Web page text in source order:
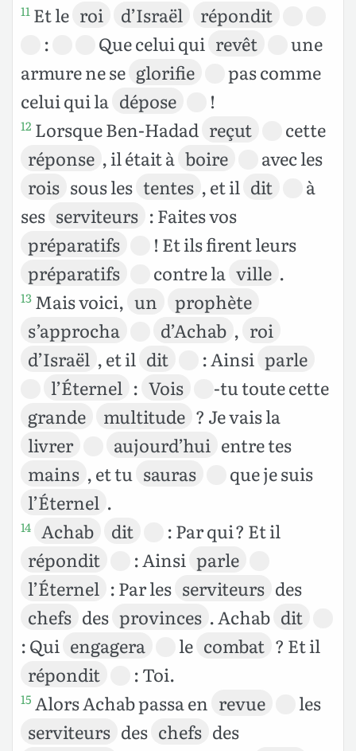
11 Et le roi d’Israël
répondit
:
Que celui qui revêt
une
armure ne se glorifie
pas comme
celui qui la dépose !
12 Lorsque Ben-Hadad reçut
cette
réponse , il était à boire
avec les
rois sous les tentes , et il dit
à
ses serviteurs : Faites vos
préparatifs
! Et ils firent leurs
préparatifs
contre la ville .
13 Mais voici, un
prophète
s’approcha
d’Achab , roi
d’Israël , et il dit : Ainsi parle
l’Éternel : Vois
-tu toute cette
grande
multitude ? Je vais la
livrer
aujourd’hui entre tes
mains , et tu sauras
que je suis
l’Éternel .
14 Achab dit
: Par qui ? Et il
répondit
: Ainsi parle
l’Éternel : Par les serviteurs des
chefs des provinces . Achab dit
: Qui engagera le combat ? Et il
répondit
: Toi.
15 Alors Achab passa en revue
les
serviteurs des chefs des